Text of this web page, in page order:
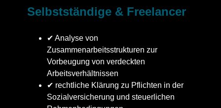
Selbstständige & Freelancer
✔ Analyse von
Zusammenarbeitsstrukturen zur
Vorbeugung von verdeckten
Arbeitsverhältnissen
✔ rechtliche Klärung zu Pflichten in der
Sozialversicherung und steuerlichen